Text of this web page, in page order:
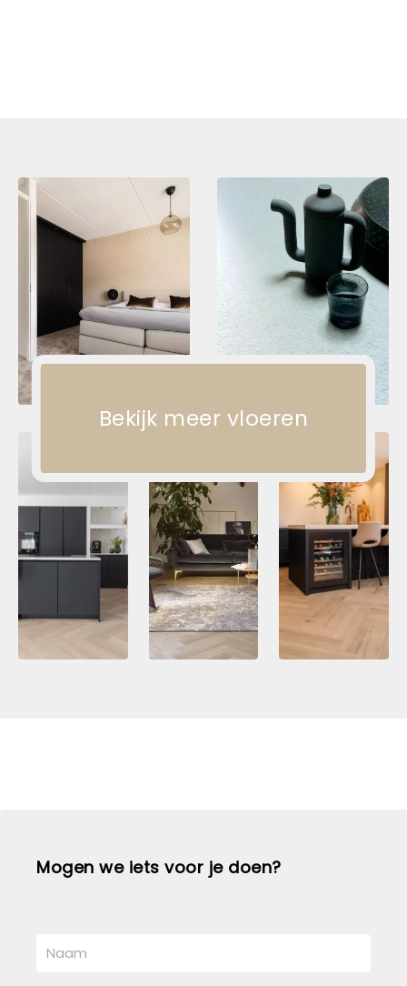
Bekijk meer vloeren
Mogen we iets voor je doen?